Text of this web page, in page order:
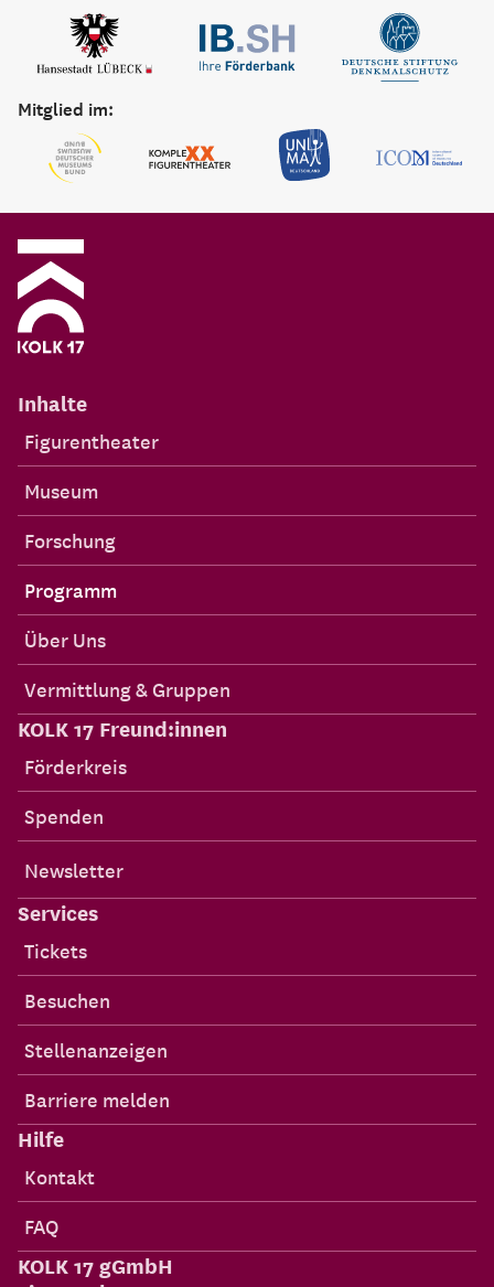
Mitglied im:
Inhalte
Figurentheater
Museum
Forschung
Programm
Über Uns
Vermittlung & Gruppen
KOLK 17 Freund:innen
Förderkreis
Spenden
Newsletter
Services
Tickets
Besuchen
Stellenanzeigen
Barriere melden
Hilfe
Kontakt
FAQ
KOLK 17 gGmbH